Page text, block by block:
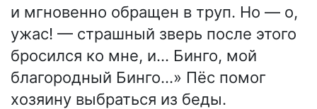
и мгновенно обращен в труп. Но — о,
ужас! — страшный зверь после этого
бросился ко мне, и… Бинго, мой
благородный Бинго…» Пёс помог
хозяину выбраться из беды.